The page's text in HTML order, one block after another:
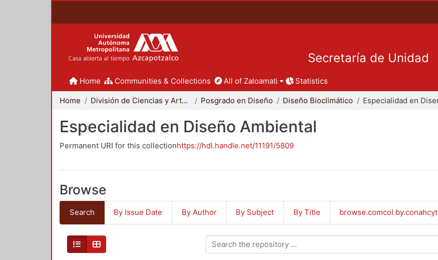
Secretaría de Unidad
Home Communities & Collections All of Zaloamati Statistics
Home División de Ciencias y Artes para el Diseño Posgrado en Diseño Diseño Bioclimático
Especialidad en Diseño Ambiental
Permanent URI for this collectionhttps://hdl.handle.net/11191/5809
Browse
Search By Issue Date By Author By Subject By Title browse.comcol.by.conahcyt